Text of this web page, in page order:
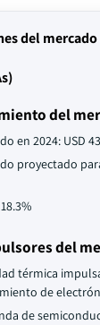
del mercado
del
en 2024: USD
proyectado
del
térmica
de
de